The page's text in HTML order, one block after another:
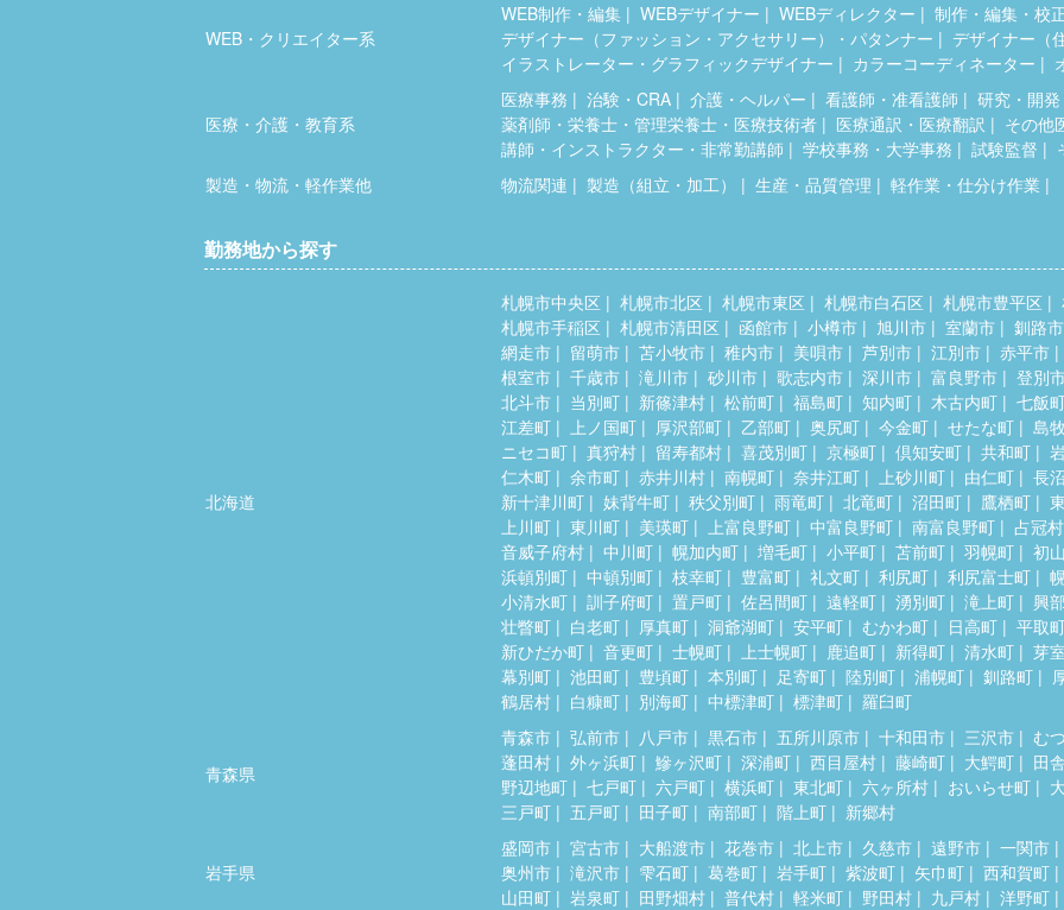
WEB・クリエイター系
WEB制作・編集 WEBデザイナー WEBディレクター
制作・編集・校
デザイナー（ファッション・アクセサリー）・パタンナー
デザイナー（
イラストレーター・グラフィックデザイナー
カラーコーディネーター
医療・介護・教育系
医療事務 治験・CRA 介護・ヘルパー 看護師・准看護師
研究・開
薬剤師・栄養士・管理栄養士・医療技術者
医療通訳・医療翻訳
その他
講師・インストラクター・非常勤講師
学校事務・大学事務 試験監督
製造・物流・軽作業他
物流関連 製造（組立・加工） 生産・品質管理 軽作業・仕分け作業
勤務地から探す
北海道
札幌市中央区 札幌市北区 札幌市東区 札幌市白石区 札幌市豊平区
札幌市手稲区
札幌市清田区 函館市 小樽市 旭川市 室蘭市
釧路市
網走市
留萌市 苫小牧市 稚内市 美唄市 芦別市 江別市
赤平市
根室市
千歳市 滝川市 砂川市 歌志内市 深川市 富良野市
登別
北斗市
当別町 新篠津村 松前町 福島町 知内町 木古内町
七飯
江差町
上ノ国町 厚沢部町 乙部町 奥尻町 今金町 せたな町
島
ニセコ町
真狩村 留寿都村 喜茂別町 京極町 倶知安町 共和町
仁木町
余市町 赤井川村 南幌町 奈井江町 上砂川町 由仁町
長
新十津川町
妹背牛町 秩父別町 雨竜町 北竜町 沼田町 鷹栖町
上川町
東川町 美瑛町 上富良野町 中富良野町 南富良野町
占冠村
音威子府村
中川町 幌加内町 増毛町 小平町 苫前町 羽幌町
初
浜頓別町
中頓別町 枝幸町 豊富町 礼文町 利尻町 利尻富士町
小清水町
訓子府町 置戸町 佐呂間町 遠軽町 湧別町 滝上町
興
壮瞥町
白老町 厚真町 洞爺湖町 安平町 むかわ町 日高町
平取
新ひだか町
音更町 士幌町 上士幌町 鹿追町 新得町 清水町
芽
幕別町
池田町 豊頃町 本別町 足寄町 陸別町 浦幌町 釧路町
鶴居村
白糠町 別海町 中標津町 標津町 羅臼町
青森県
青森市 弘前市 八戸市 黒石市 五所川原市 十和田市 三沢市
む
蓬田村
外ヶ浜町 鰺ヶ沢町 深浦町 西目屋村 藤崎町 大鰐町
田
野辺地町
七戸町 六戸町 横浜町 東北町 六ヶ所村 おいらせ町
三戸町
五戸町 田子町 南部町 階上町 新郷村
岩手県
盛岡市 宮古市 大船渡市 花巻市 北上市 久慈市 遠野市
一関市
奥州市
滝沢市 雫石町 葛巻町 岩手町 紫波町 矢巾町
西和賀町
山田町
岩泉町 田野畑村 普代村 軽米町 野田村 九戸村 洋野町